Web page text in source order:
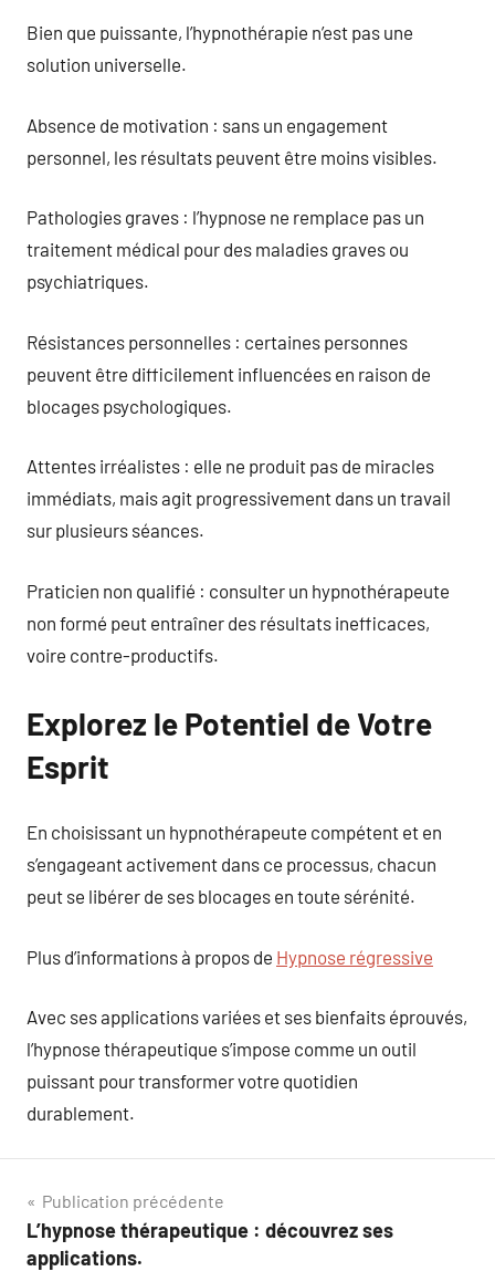
Bien que puissante, l’hypnothérapie n’est pas une
solution universelle.
Absence de motivation : sans un engagement
personnel, les résultats peuvent être moins visibles.
Pathologies graves : l’hypnose ne remplace pas un
traitement médical pour des maladies graves ou
psychiatriques.
Résistances personnelles : certaines personnes
peuvent être difficilement influencées en raison de
blocages psychologiques.
Attentes irréalistes : elle ne produit pas de miracles
immédiats, mais agit progressivement dans un travail
sur plusieurs séances.
Praticien non qualifié : consulter un hypnothérapeute
non formé peut entraîner des résultats inefficaces,
voire contre-productifs.
Explorez le Potentiel de Votre
Esprit
En choisissant un hypnothérapeute compétent et en
s’engageant activement dans ce processus, chacun
peut se libérer de ses blocages en toute sérénité.
Plus d’informations à propos de Hypnose régressive
Avec ses applications variées et ses bienfaits éprouvés,
l’hypnose thérapeutique s’impose comme un outil
puissant pour transformer votre quotidien
durablement.
Navigation
de
Publication précédente
L’hypnose thérapeutique : découvrez ses
applications.